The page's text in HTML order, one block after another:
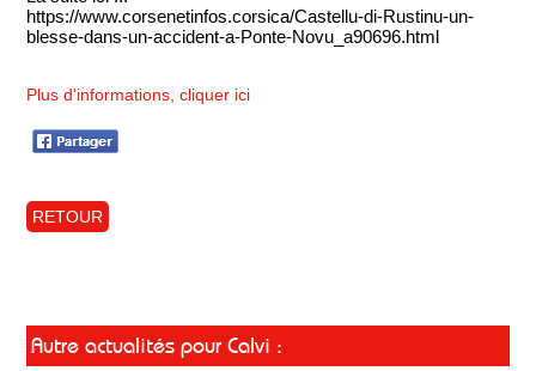
https://www.corsenetinfos.corsica/Castellu-di-Rustinu-un-
blesse-dans-un-accident-a-Ponte-Novu_a90696.html
Plus d'informations, cliquer ici
RETOUR
Autre actualités pour Calvi :